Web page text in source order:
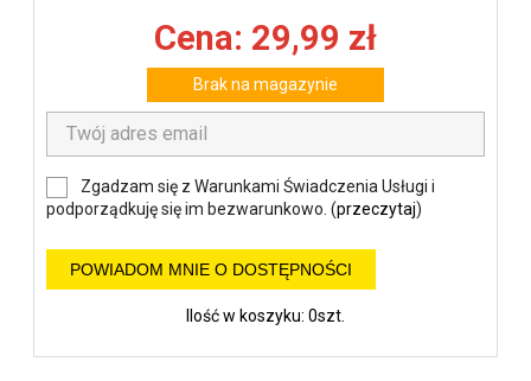
Cena: 29,99 zł
Brak na magazynie
Zgadzam się z Warunkami Świadczenia Usługi i
podporządkuję się im bezwarunkowo. (przeczytaj)
POWIADOM MNIE O DOSTĘPNOŚCI
Ilość w koszyku: 0szt.